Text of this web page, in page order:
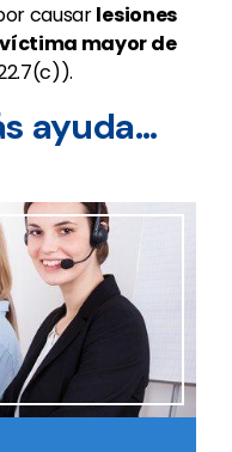
causarlesiones
mayor de
ayuda…